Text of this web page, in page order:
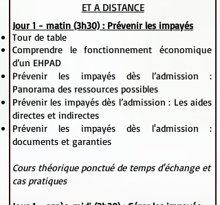
ET A DISTANCE
Jour 1 - matin (3h30) : Prévenir les impayés
Tour de table
Comprendre le fonctionnement économique
d’un EHPAD
Prévenir les impayés dès l’admission :
Panorama des ressources possibles
Prévenir les impayés dès l’admission : Les aides
directes et indirectes
Prévenir les impayés dès l'admission :
documents et garanties
Cours théorique ponctué de temps d'échange et
cas pratiques